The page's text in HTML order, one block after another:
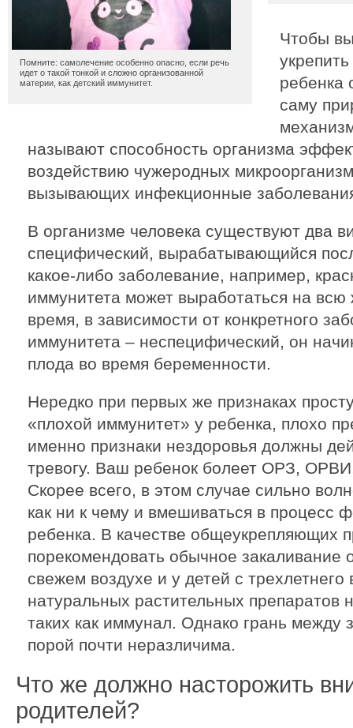
Помните: самолечение особенно опасно, если речь
идет о такой тонкой и сложно организованной
материи, как детский иммунитет.
Чтобы
ребенка
саму
называют способность организма
воздействию чужеродных
вызывающих инфекционные
В организме человека существуют два
специфический, вырабатывающийся
какое-либо заболевание, например,
иммунитета может выработаться на всю
время, в зависимости от конкретного
иммунитета – неспецифический, он
плода во время беременности.
Нередко при первых же признаках
«плохой иммунитет» у ребенка, плохо
именно признаки нездоровья должны
тревогу. Ваш ребенок болеет ОРЗ,
Скорее всего, в этом случае сильно
как ни к чему и вмешиваться в процесс
ребенка. В качестве общеукрепляющих
порекомендовать обычное закаливание
свежем воздухе и у детей с трехлетнего
натуральных растительных препаратов
таких как иммунал. Однако грань между
порой почти неразличима.
Что же должно насторожить
родителей?